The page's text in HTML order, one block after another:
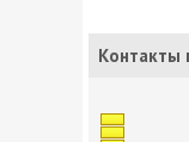
Контакты